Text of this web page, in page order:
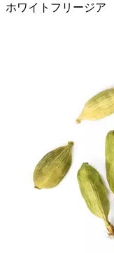
ホワイトフリージア